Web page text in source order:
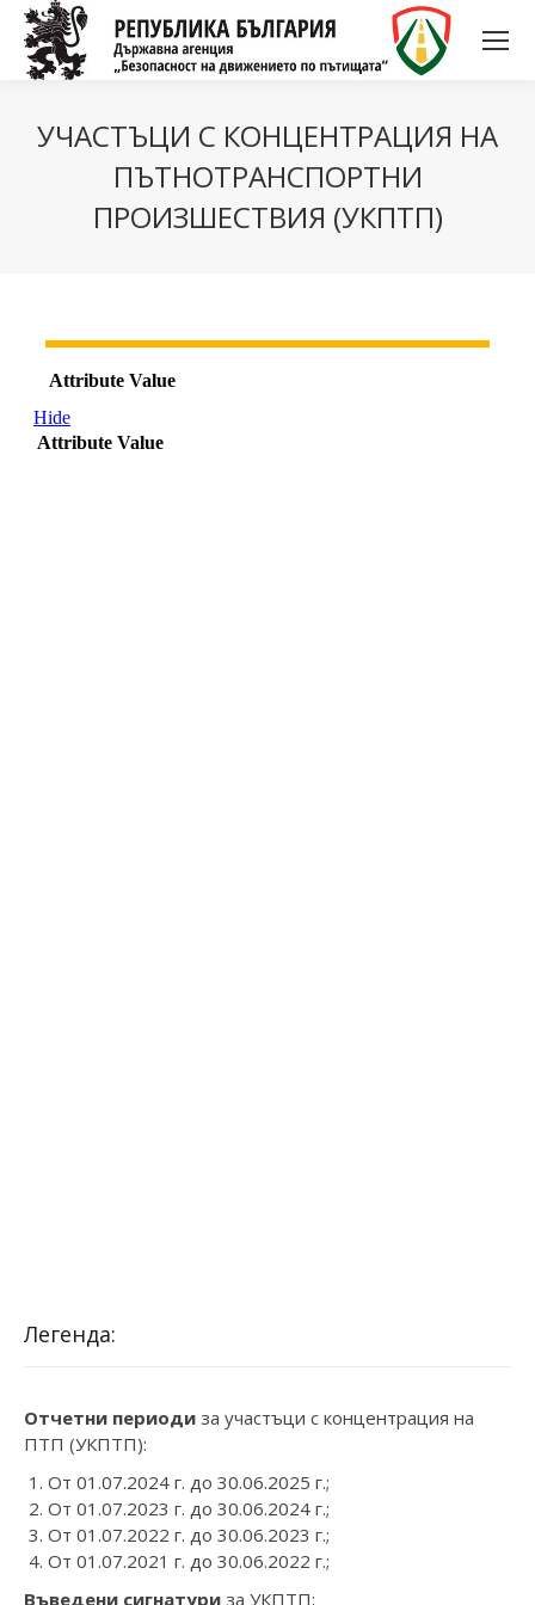
УЧАСТЪЦИ С КОНЦЕНТРАЦИЯ НА
ПЪТНОТРАНСПОРТНИ
ПРОИЗШЕСТВИЯ (УКПТП)
Легенда:
Отчетни периоди за участъци с концентрация на
ПТП (УКПТП):
От 01.07.2024 г. до 30.06.2025 г.;
От 01.07.2023 г. до 30.06.2024 г.;
От 01.07.2022 г. до 30.06.2023 г.;
От 01.07.2021 г. до 30.06.2022 г.;
Въведени сигнатури за УКПТП: